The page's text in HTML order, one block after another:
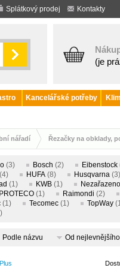
Splátkový prodej Kontakty
(je
Kancelářské potřeby
nářadí Řezačky na obklady,
(3) Bosch (2) Eibenstock
(4) HUFA (8) Husqvarna (3)
(1) KWB (1) Nezařazeno
PROTECO (1) Raimondi (2)
(1) Tecomec (1) TopWay
Podle názvu Od nejlevnějšího